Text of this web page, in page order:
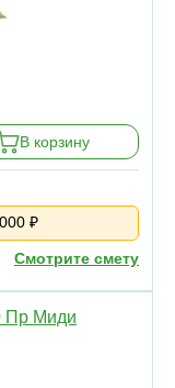
В корзину
₽
Смотрите смету
Пр Миди